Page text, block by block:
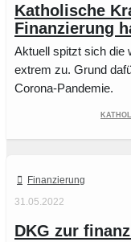
Katholische
Finanzierung
Aktuell spitzt sich die
extrem zu. Grund
Corona-Pandemie.
Finanzierung
31.05.2022
DKG zur